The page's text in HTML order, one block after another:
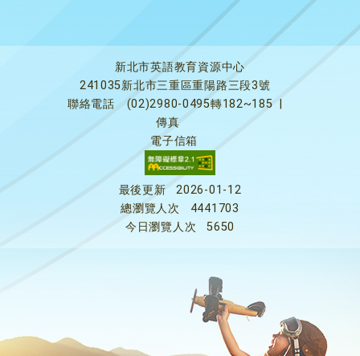
新北市英語教育資源中心
241035新北市三重區重陽路三段3號
聯絡電話
(02)2980-0495轉182~185
傳真
電子信箱
最後更新
2026-01-12
總瀏覽人次
4441703
今日瀏覽人次
5650